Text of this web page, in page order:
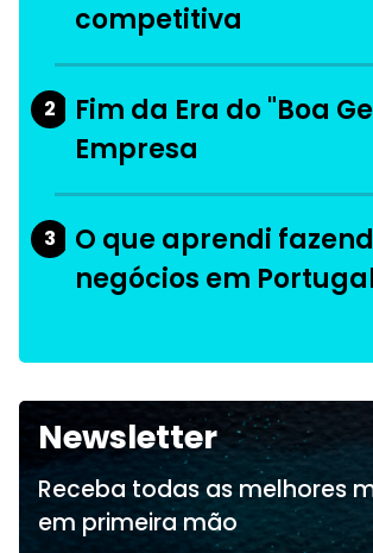
competitiva
2
Fim da Era do "Boa
Empresa
3
O que aprendi
negócios em
Newsletter
Receba todas as melhores
em primeira mão